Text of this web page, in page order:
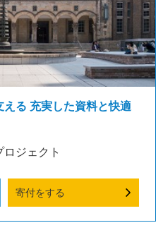
る 充実した資料と快適
ジェクト
寄付をする